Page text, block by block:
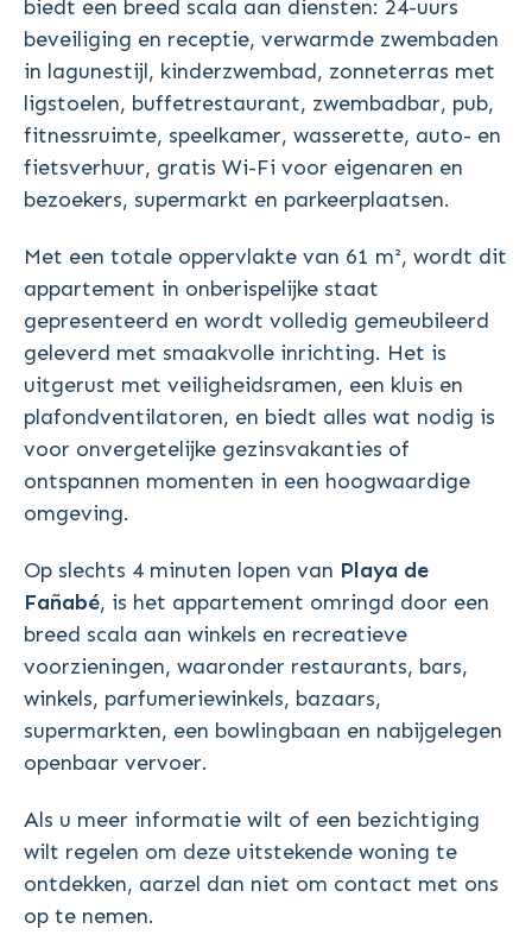
biedt een breed scala aan diensten: 24-uurs
beveiliging en receptie, verwarmde zwembaden
in lagunestijl, kinderzwembad, zonneterras met
ligstoelen, buffetrestaurant, zwembadbar, pub,
fitnessruimte, speelkamer, wasserette, auto- en
fietsverhuur, gratis Wi-Fi voor eigenaren en
bezoekers, supermarkt en parkeerplaatsen.
Met een totale oppervlakte van 61 m², wordt dit
appartement in onberispelijke staat
gepresenteerd en wordt volledig gemeubileerd
geleverd met smaakvolle inrichting. Het is
uitgerust met veiligheidsramen, een kluis en
plafondventilatoren, en biedt alles wat nodig is
voor onvergetelijke gezinsvakanties of
ontspannen momenten in een hoogwaardige
omgeving.
Op slechts 4 minuten lopen van Playa de
Fañabé, is het appartement omringd door een
breed scala aan winkels en recreatieve
voorzieningen, waaronder restaurants, bars,
winkels, parfumeriewinkels, bazaars,
supermarkten, een bowlingbaan en nabijgelegen
openbaar vervoer.
Als u meer informatie wilt of een bezichtiging
wilt regelen om deze uitstekende woning te
ontdekken, aarzel dan niet om contact met ons
op te nemen.